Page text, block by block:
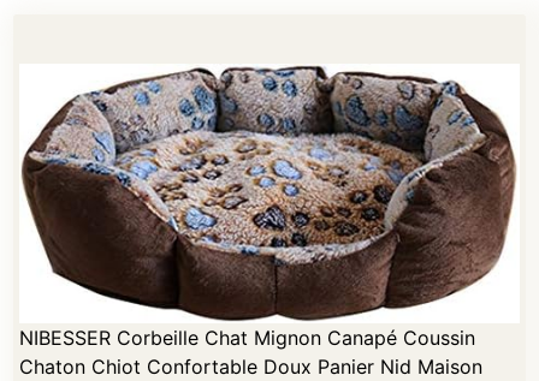
NIBESSER Corbeille Chat Mignon Canapé Coussin
Chaton Chiot Confortable Doux Panier Nid Maison